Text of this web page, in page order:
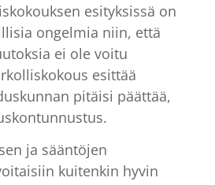
esityksissä on
ongelmia niin, että
ei ole voitu
esittää
pitäisi päättää,
ja sääntöjen
kuitenkin hyvin